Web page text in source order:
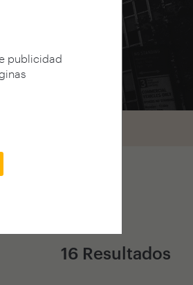
publicidad
16 Resultados